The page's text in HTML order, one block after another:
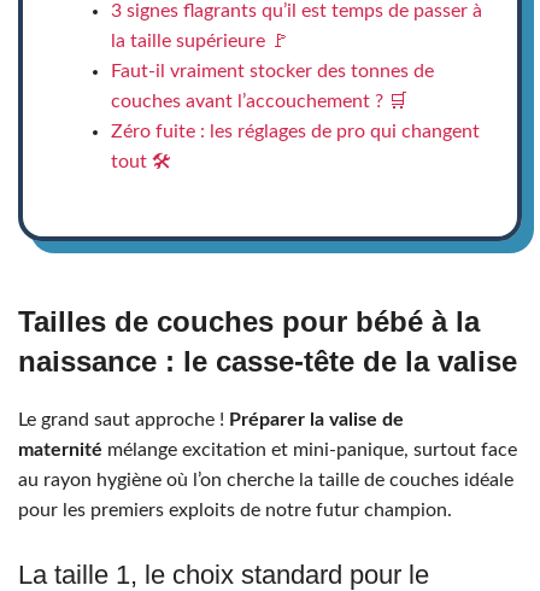
3 signes flagrants qu’il est temps de passer à
la taille supérieure 🚩
Faut-il vraiment stocker des tonnes de
couches avant l’accouchement ? 🛒
Zéro fuite : les réglages de pro qui changent
tout 🛠️
Tailles de couches pour bébé à la
naissance : le casse-tête de la valise
Le grand saut approche ! Préparer la valise de
maternité mélange excitation et mini-panique, surtout face
au rayon hygiène où l’on cherche la taille de couches idéale
pour les premiers exploits de notre futur champion.
La taille 1, le choix standard pour le